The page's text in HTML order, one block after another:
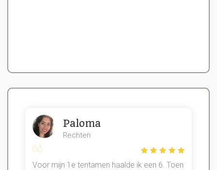
Paloma
Rechten
Voor mijn 1e tentamen haalde ik een 6. Toen